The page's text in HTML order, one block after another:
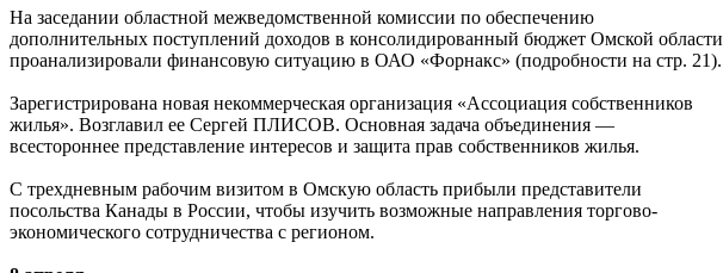
На заседании областной межведомственной комиссии по обеспечению
дополнительных поступлений доходов в консолидированный бюджет Омской области
проанализировали финансовую ситуацию в ОАО «Форнакс» (подробности на стр. 21).
Зарегистрирована новая некоммерческая организация «Ассоциация собственников
жилья». Возглавил ее Сергей ПЛИСОВ. Основная задача объединения —
всестороннее представление интересов и защита прав собственников жилья.
С трехдневным рабочим визитом в Омскую область прибыли представители
посольства Канады в России, чтобы изучить возможные направления торгово-
экономического сотрудничества с регионом.